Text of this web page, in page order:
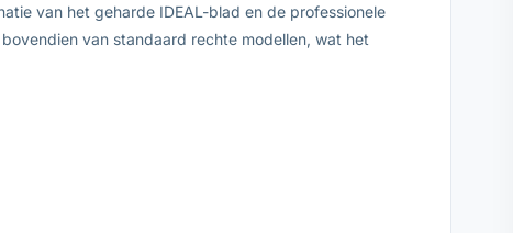
van het geharde IDEAL-blad en de professionele
van standaard rechte modellen, wat het